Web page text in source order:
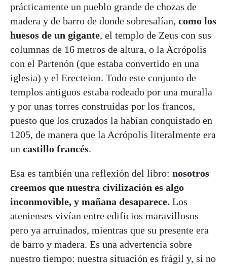
prácticamente un pueblo grande de chozas de
madera y de barro de donde sobresalían, como los
huesos de un gigante, el templo de Zeus con sus
columnas de 16 metros de altura, o la Acrópolis
con el Partenón (que estaba convertido en una
iglesia) y el Erecteion. Todo este conjunto de
templos antiguos estaba rodeado por una muralla
y por unas torres construidas por los francos,
puesto que los cruzados la habían conquistado en
1205, de manera que la Acrópolis literalmente era
un castillo francés.
Esa es también una reflexión del libro: nosotros
creemos que nuestra civilización es algo
inconmovible, y mañana desaparece. Los
atenienses vivían entre edificios maravillosos
pero ya arruinados, mientras que su presente era
de barro y madera. Es una advertencia sobre
nuestro tiempo: nuestra situación es frágil y, si no